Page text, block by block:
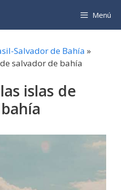
Menú
Salvador de Bahía »
salvador de bahía
islas de